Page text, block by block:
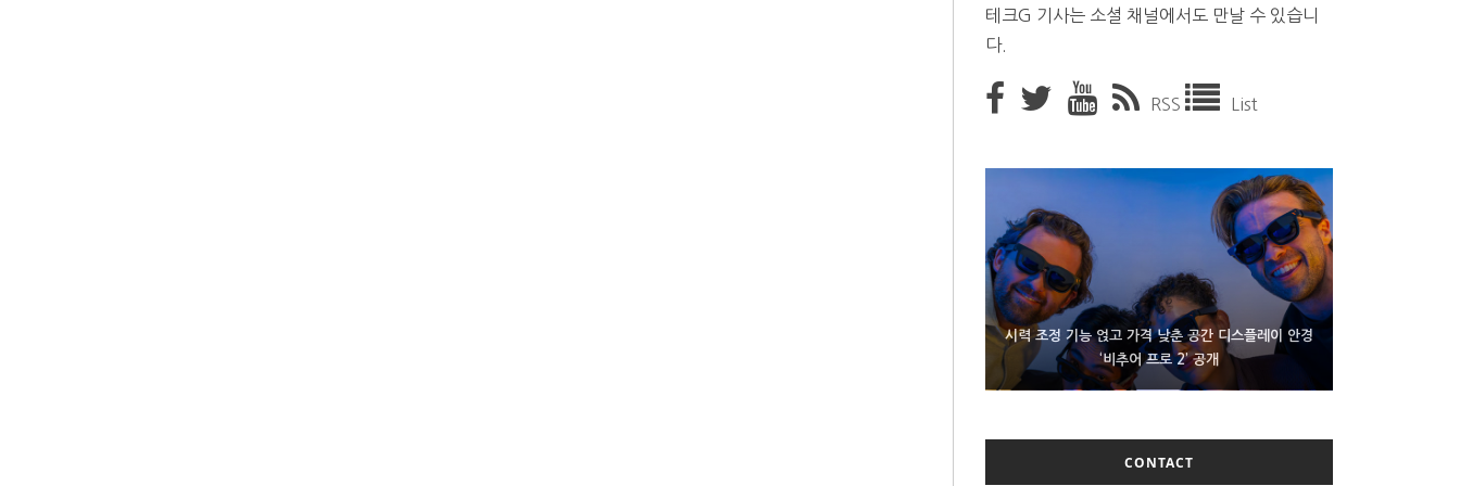
테크G 기사는 소셜 채널에서도 만날 수 있습니
다.
RSS List
시력 조정 기능 얹고 가격 낮춘 공간 디스플레이 안경
‘비추어 프로 2’ 공개
D램 부족에 10억달러어치 아이폰18 프로세서 패키징
대기 중
300~400달러 반지형 스피커 준비하는 오픈AI
CONTACT